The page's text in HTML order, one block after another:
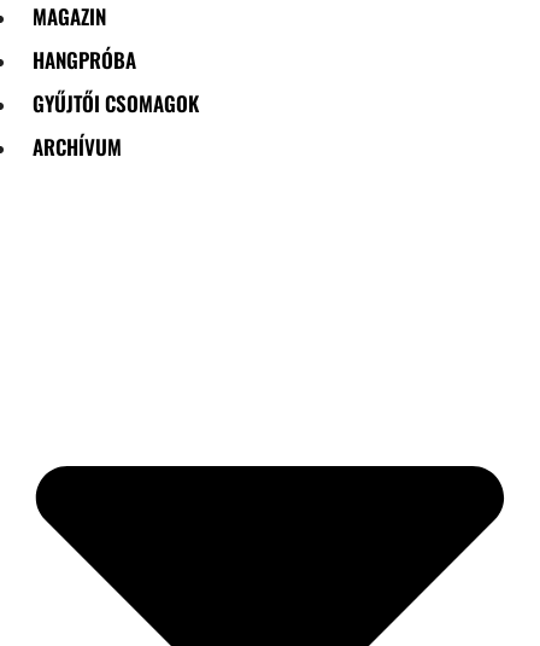
MAGAZIN
HANGPRÓBA
GYŰJTŐI CSOMAGOK
ARCHÍVUM